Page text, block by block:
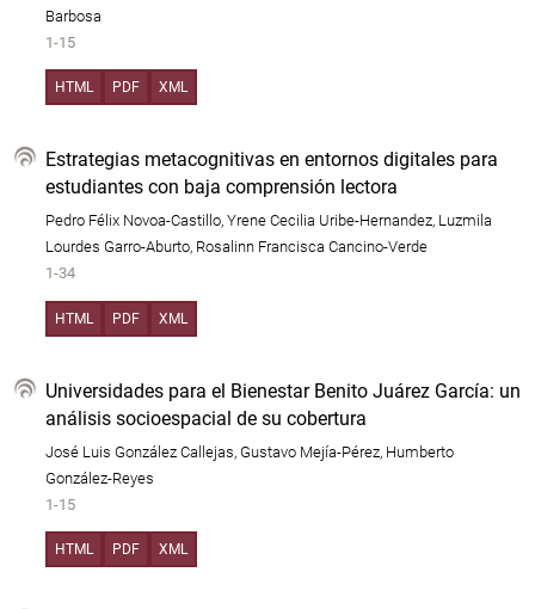
Barbosa
1-15
HTML PDF XML
Estrategias metacognitivas en entornos digitales para
estudiantes con baja comprensión lectora
Pedro Félix Novoa-Castillo, Yrene Cecilia Uribe-Hernandez, Luzmila
Lourdes Garro-Aburto, Rosalinn Francisca Cancino-Verde
1-34
HTML PDF XML
Universidades para el Bienestar Benito Juárez García: un
análisis socioespacial de su cobertura
José Luis González Callejas, Gustavo Mejía-Pérez, Humberto
González-Reyes
1-15
HTML PDF XML